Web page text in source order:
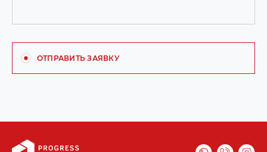
ОТПРАВИТЬ ЗАЯВКУ